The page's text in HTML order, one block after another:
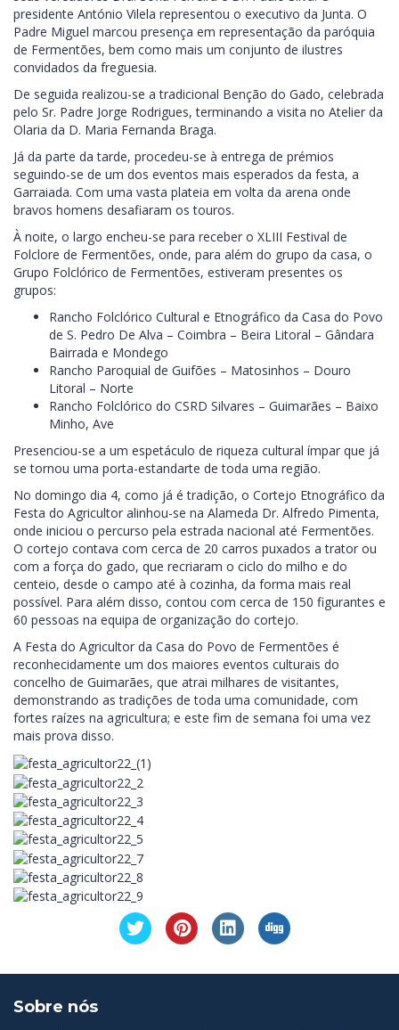
presidente António Vilela representou o executivo da Junta. O
Padre Miguel marcou presença em representação da paróquia
de Fermentões, bem como mais um conjunto de ilustres
convidados da freguesia.
De seguida realizou-se a tradicional Benção do Gado, celebrada
pelo Sr. Padre Jorge Rodrigues, terminando a visita no Atelier da
Olaria da D. Maria Fernanda Braga.
Já da parte da tarde, procedeu-se à entrega de prémios
seguindo-se de um dos eventos mais esperados da festa, a
Garraiada. Com uma vasta plateia em volta da arena onde
bravos homens desafiaram os touros.
À noite, o largo encheu-se para receber o XLIII Festival de
Folclore de Fermentões, onde, para além do grupo da casa, o
Grupo Folclórico de Fermentões, estiveram presentes os
grupos:
Rancho Folclórico Cultural e Etnográfico da Casa do Povo
de S. Pedro De Alva – Coimbra – Beira Litoral – Gândara
Bairrada e Mondego
Rancho Paroquial de Guifões – Matosinhos – Douro
Litoral – Norte
Rancho Folclórico do CSRD Silvares – Guimarães – Baixo
Minho, Ave
Presenciou-se a um espetáculo de riqueza cultural ímpar que já
se tornou uma porta-estandarte de toda uma região.
No domingo dia 4, como já é tradição, o Cortejo Etnográfico da
Festa do Agricultor alinhou-se na Alameda Dr. Alfredo Pimenta,
onde iniciou o percurso pela estrada nacional até Fermentões.
O cortejo contava com cerca de 20 carros puxados a trator ou
com a força do gado, que recriaram o ciclo do milho e do
centeio, desde o campo até à cozinha, da forma mais real
possível. Para além disso, contou com cerca de 150 figurantes e
60 pessoas na equipa de organização do cortejo.
A Festa do Agricultor da Casa do Povo de Fermentões é
reconhecidamente um dos maiores eventos culturais do
concelho de Guimarães, que atrai milhares de visitantes,
demonstrando as tradições de toda uma comunidade, com
fortes raízes na agricultura; e este fim de semana foi uma vez
mais prova disso.
Sobre nós